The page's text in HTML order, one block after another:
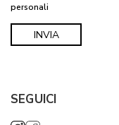
personali
SEGUICI